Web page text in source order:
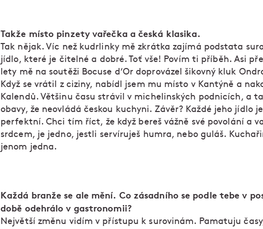
Takže místo pinzety vařečka a česká klasika.
Tak nějak. Víc než kudrlinky mě zkrátka zajímá podstata
jídlo, které je čitelné a dobré. Toť vše! Povím ti příběh. Asi
lety mě na soutěži Bocuse d‘Or doprovázel šikovný kluk
Když se vrátil z ciziny, nabídl jsem mu místo v Kantýně a
Kalendů. Většinu času strávil v michelinských podnicích, a
obavy, že neovládá českou kuchyni. Závěr? Každé jeho jídlo je
perfektní. Chci tím říct, že když bereš vážně své povolání a
srdcem, je jedno, jestli servíruješ humra, nebo guláš.
jenom jedna.
Každá branže se ale mění. Co zásadního se podle tebe v
době odehrálo v gastronomii?
Největší změnu vidím v přístupu k surovinám. Pamatuju